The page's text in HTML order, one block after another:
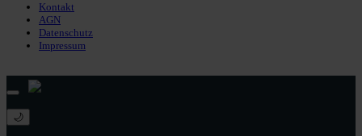
Kontakt
AGN
Datenschutz
Impressum
🌙